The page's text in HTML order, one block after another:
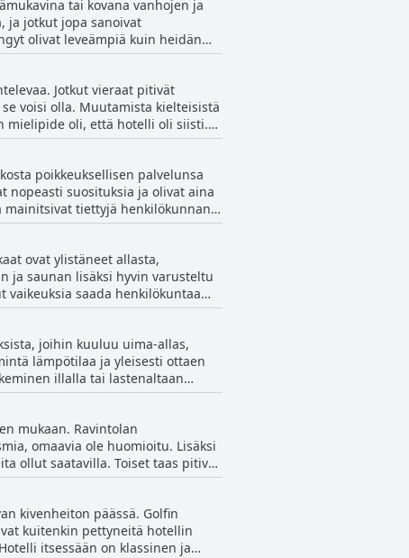
huoneet ovat upeita, kun taas
tai yhdistää huoneita
tai kovana vanhojen ja
ja jotkut jopa sanoivat
olivat leveämpiä kuin heidän
hotellin sänkyjen laatu
sekä mukavat sängyt tekivät
epämukaviksi vanhojen tai
Jotkut vieraat pitivät
voisi olla. Muutamista kielteisistä
mielipide oli, että hotelli oli siisti.
pesun tarve. Vieraat kuitenkin
ja osa niistä oli tilavia ja
oli hometta. Kaiken kaikkiaan,
ja hyvin hoidettuna.
poikkeuksellisen palvelunsa
nopeasti suosituksia ja olivat aina
mainitsivat tiettyjä henkilökunnan
tapauksia epäystävällisestä
todella ikimuistoisen. Myös
ruoka ja palvelu olivat
Roganstown Hotel & Country
ovat ylistäneet allasta,
ja saunan lisäksi hyvin varusteltu
saada henkilökuntaa
oli valitettavasti pois käytöstä,
altaan äärellä oleskelu,
zum Abspannen.
joihin kuuluu uima-allas,
lämpötilaa ja yleisesti ottaen
illalla tai lastenaltaan
vieraat pitivät sitä loistavana
vieraat pitivät allasaluetta
mukaan. Ravintolan
omaavia ole huomioitu. Lisäksi
ollut saatavilla. Toiset taas pitivät
Vaikka hotelli ei ehkä tarjoa
kanssa. Kannattaa ehkä
kivenheiton päässä. Golfin
kuitenkin pettyneitä hotellin
itsessään on klassinen ja